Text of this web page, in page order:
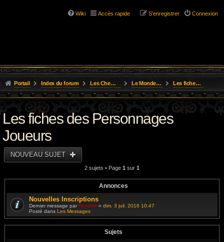
Wiki Accès rapide Connexion
S’enregistrer
Portail Index du forum Les Chemins de L'Aventure Le Monde de Golarion Les fiches des Personnages Joueurs
Les fiches des Personnages
Joueurs
NOUVEAU SUJET
2 sujets • Page 1 sur 1
Annonces
Nouvelles Inscriptions
Dernier message parResane « dim. 3 juil. 2016 10:47
Posté dans Les Messages
Sujets